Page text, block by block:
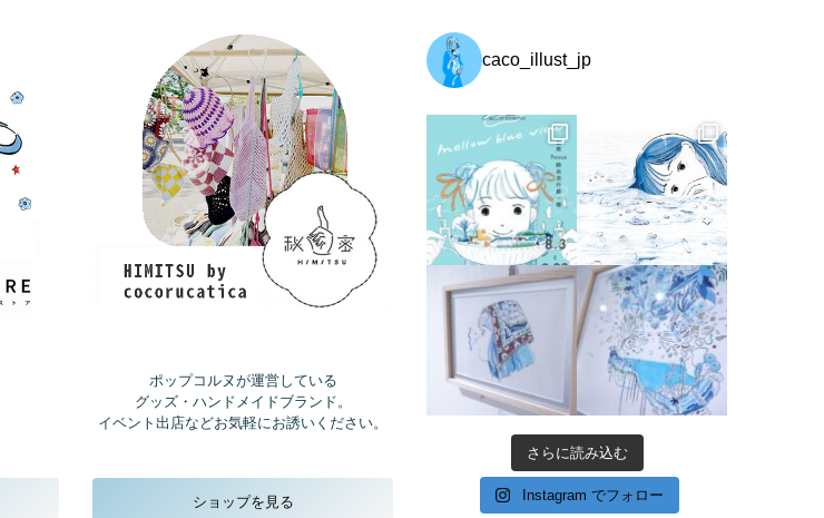
ポップコルヌが運営している
グッズ・ハンドメイドブランド。
イベント出店などお気軽にお誘いください。
ショップを見る
caco_illust_jp
さらに読み込む
Instagram でフォロー